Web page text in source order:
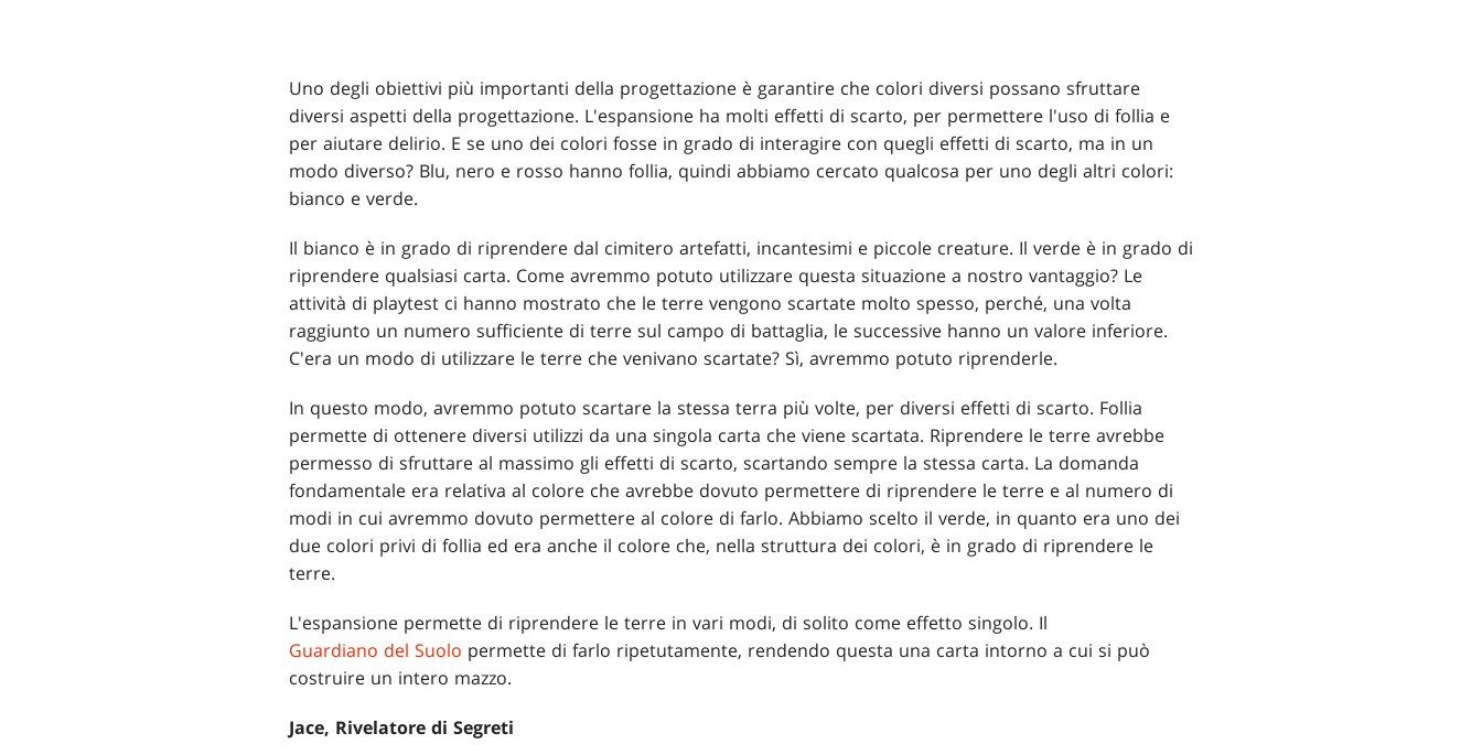
Uno degli obiettivi più importanti della progettazione è garantire che colori diversi possano sfruttare
diversi aspetti della progettazione. L'espansione ha molti effetti di scarto, per permettere l'uso di follia e
per aiutare delirio. E se uno dei colori fosse in grado di interagire con quegli effetti di scarto, ma in un
modo diverso? Blu, nero e rosso hanno follia, quindi abbiamo cercato qualcosa per uno degli altri colori:
bianco e verde.
Il bianco è in grado di riprendere dal cimitero artefatti, incantesimi e piccole creature. Il verde è in grado di
riprendere qualsiasi carta. Come avremmo potuto utilizzare questa situazione a nostro vantaggio? Le
attività di playtest ci hanno mostrato che le terre vengono scartate molto spesso, perché, una volta
raggiunto un numero sufficiente di terre sul campo di battaglia, le successive hanno un valore inferiore.
C'era un modo di utilizzare le terre che venivano scartate? Sì, avremmo potuto riprenderle.
In questo modo, avremmo potuto scartare la stessa terra più volte, per diversi effetti di scarto. Follia
permette di ottenere diversi utilizzi da una singola carta che viene scartata. Riprendere le terre avrebbe
permesso di sfruttare al massimo gli effetti di scarto, scartando sempre la stessa carta. La domanda
fondamentale era relativa al colore che avrebbe dovuto permettere di riprendere le terre e al numero di
modi in cui avremmo dovuto permettere al colore di farlo. Abbiamo scelto il verde, in quanto era uno dei
due colori privi di follia ed era anche il colore che, nella struttura dei colori, è in grado di riprendere le
terre.
L'espansione permette di riprendere le terre in vari modi, di solito come effetto singolo. Il
Guardiano del Suolo permette di farlo ripetutamente, rendendo questa una carta intorno a cui si può
costruire un intero mazzo.
Jace, Rivelatore di Segreti